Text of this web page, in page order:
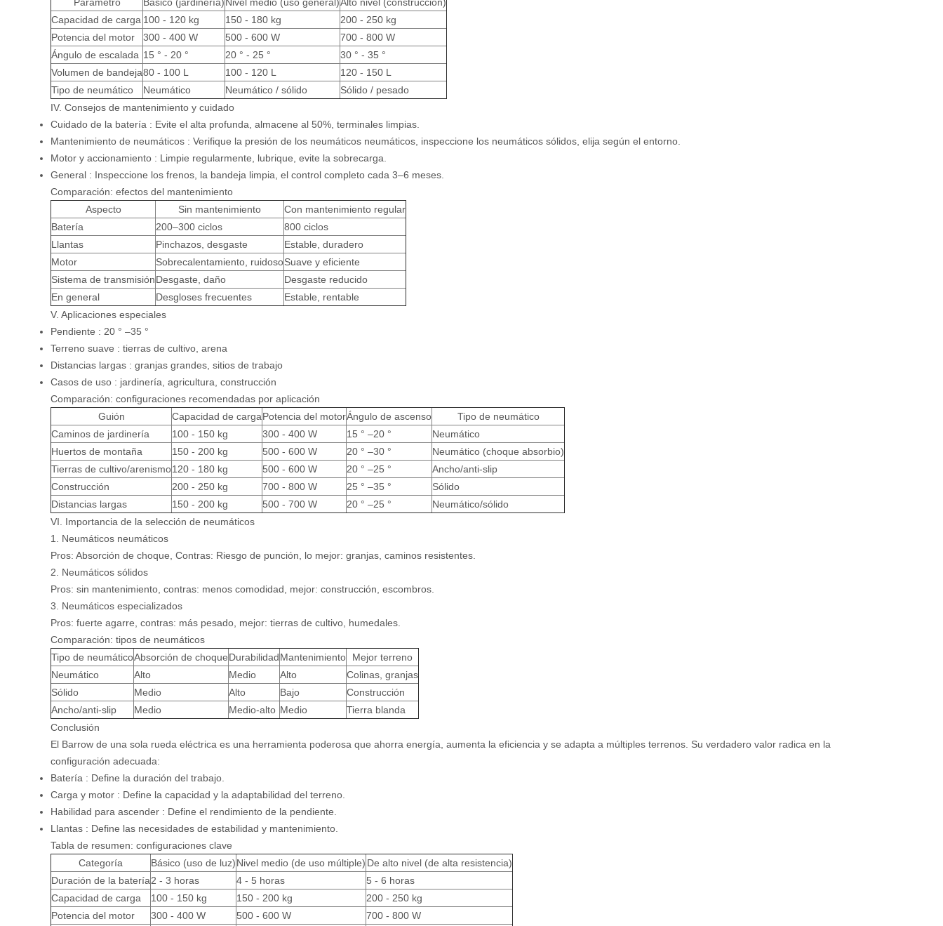
Capacidad de carga 100 - 120 kg 150 - 180 kg
200 - 250 kg
Potencia del motor
300 - 400 W 500 - 600 W
700 - 800 W
Ángulo de escalada 15 ° - 20 ° 20 ° - 25 °
30 ° - 35 °
Volumen de bandeja80 - 100 L 100 - 120 L
120 - 150 L
Tipo de neumático
Neumático Neumático / sólido
Sólido / pesado
IV. Consejos de mantenimiento y cuidado
Cuidado de la batería : Evite el alta profunda, almacene al 50%, terminales limpias.
Mantenimiento de neumáticos : Verifique la presión de los neumáticos neumáticos, inspeccione los neumáticos sólidos, elija según el entorno.
Motor y accionamiento : Limpie regularmente, lubrique, evite la sobrecarga.
General : Inspeccione los frenos, la bandeja limpia, el control completo cada 3–6 meses.
Comparación: efectos del mantenimiento
Aspecto
Sin mantenimiento
Con mantenimiento regular
Batería
200–300 ciclos
800 ciclos
Llantas
Pinchazos, desgaste
Estable, duradero
Motor
Sobrecalentamiento, ruidosoSuave y eficiente
Sistema de transmisiónDesgaste, daño
Desgaste reducido
En general
Desgloses frecuentes
Estable, rentable
V. Aplicaciones especiales
Pendiente : 20 ° –35 °
Terreno suave : tierras de cultivo, arena
Distancias largas : granjas grandes, sitios de trabajo
Casos de uso : jardinería, agricultura, construcción
Comparación: configuraciones recomendadas por aplicación
Guión
Capacidad de cargaPotencia del motorÁngulo de ascenso
Tipo de neumático
Caminos de jardinería
100 - 150 kg 300 - 400 W 15 ° –20 °
Neumático
Huertos de montaña
150 - 200 kg 500 - 600 W 20 ° –30 °
Neumático (choque absorbio)
Tierras de cultivo/arenismo120 - 180 kg 500 - 600 W 20 ° –25 °
Ancho/anti-slip
Construcción
200 - 250 kg 700 - 800 W 25 ° –35 °
Sólido
Distancias largas
150 - 200 kg 500 - 700 W 20 ° –25 °
Neumático/sólido
VI. Importancia de la selección de neumáticos
1. Neumáticos neumáticos
Pros: Absorción de choque, Contras: Riesgo de punción, lo mejor: granjas, caminos resistentes.
2. Neumáticos sólidos
Pros: sin mantenimiento, contras: menos comodidad, mejor: construcción, escombros.
3. Neumáticos especializados
Pros: fuerte agarre, contras: más pesado, mejor: tierras de cultivo, humedales.
Comparación: tipos de neumáticos
Tipo de neumáticoAbsorción de choqueDurabilidadMantenimiento
Mejor terreno
Neumático
Alto Medio Alto
Colinas, granjas
Sólido
Medio Alto Bajo
Construcción
Ancho/anti-slip
Medio Medio-alto Medio
Tierra blanda
Conclusión
El Barrow de una sola rueda eléctrica es una herramienta poderosa que ahorra energía, aumenta la eficiencia y se adapta a múltiples terrenos. Su verdadero valor radica en la
configuración adecuada:
Batería : Define la duración del trabajo.
Carga y motor : Define la capacidad y la adaptabilidad del terreno.
Habilidad para ascender : Define el rendimiento de la pendiente.
Llantas : Define las necesidades de estabilidad y mantenimiento.
Tabla de resumen: configuraciones clave
Categoría
Básico (uso de luz)Nivel medio (de uso múltiple) De alto nivel (de alta resistencia)
Duración de la batería2 - 3 horas 4 - 5 horas
5 - 6 horas
Capacidad de carga
100 - 150 kg 150 - 200 kg
200 - 250 kg
Potencia del motor
300 - 400 W 500 - 600 W 700 - 800 W